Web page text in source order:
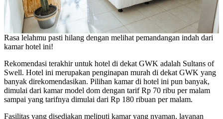
Rasa lelahmu pasti hilang dengan melihat pemandangan indah dari
kamar hotel ini!
Rekomendasi terakhir untuk hotel di dekat GWK adalah Sultans of
Swell. Hotel ini merupakan penginapan murah di dekat GWK yang
banyak direkomendasikan. Pilihan kamar di hotel ini pun banyak,
dimulai dari kamar model dom dengan tarif Rp 70 ribu per malam
sampai yang tarifnya dimulai dari Rp 180 ribuan per malam.
Fasilitas yang disediakan meliputi kamar yang nyaman, layanan